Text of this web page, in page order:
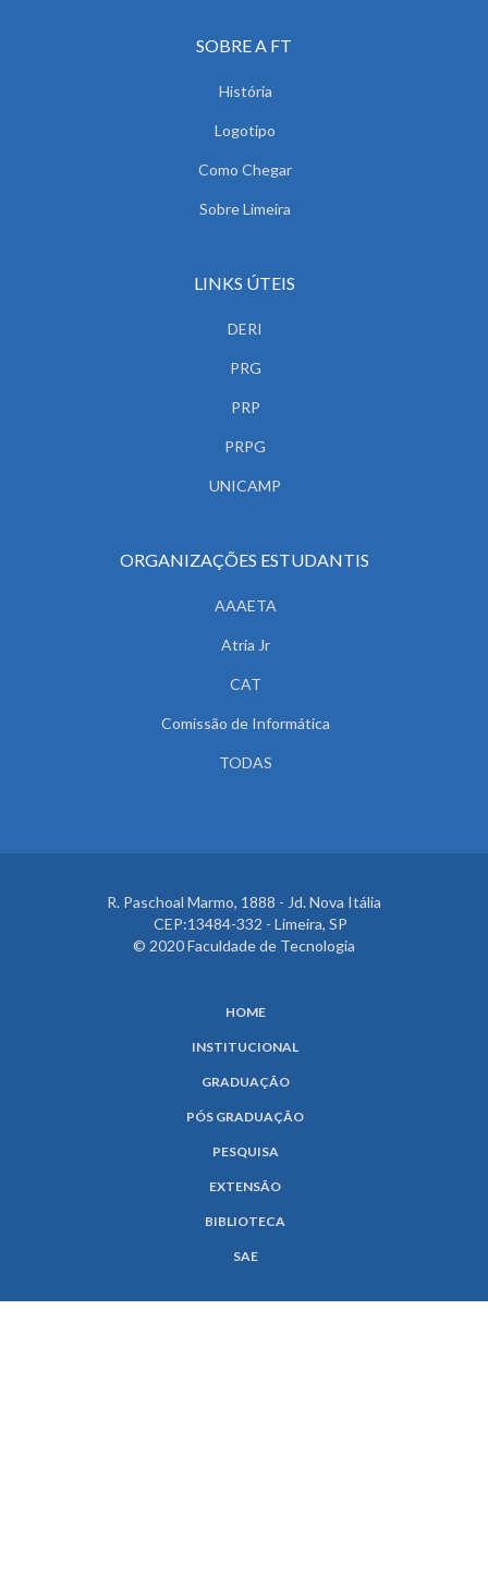
SOBRE A FT
História
Logotipo
Como Chegar
Sobre Limeira
LINKS ÚTEIS
DERI
PRG
PRP
PRPG
UNICAMP
ORGANIZAÇÕES ESTUDANTIS
AAAETA
Atria Jr
CAT
Comissão de Informática
TODAS
R. Paschoal Marmo, 1888 - Jd. Nova Itália
CEP:13484-332 - Limeira, SP
© 2020 Faculdade de Tecnologia
HOME
INSTITUCIONAL
GRADUAÇÃO
PÓS GRADUAÇÃO
PESQUISA
EXTENSÃO
BIBLIOTECA
SAE